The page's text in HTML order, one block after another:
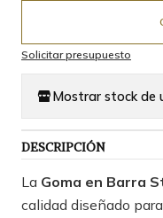
Solicitar presupuesto
Mostrar stock de
DESCRIPCIÓN
La Goma en Barra
calidad diseñado